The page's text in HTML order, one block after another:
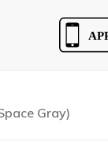
Gray)